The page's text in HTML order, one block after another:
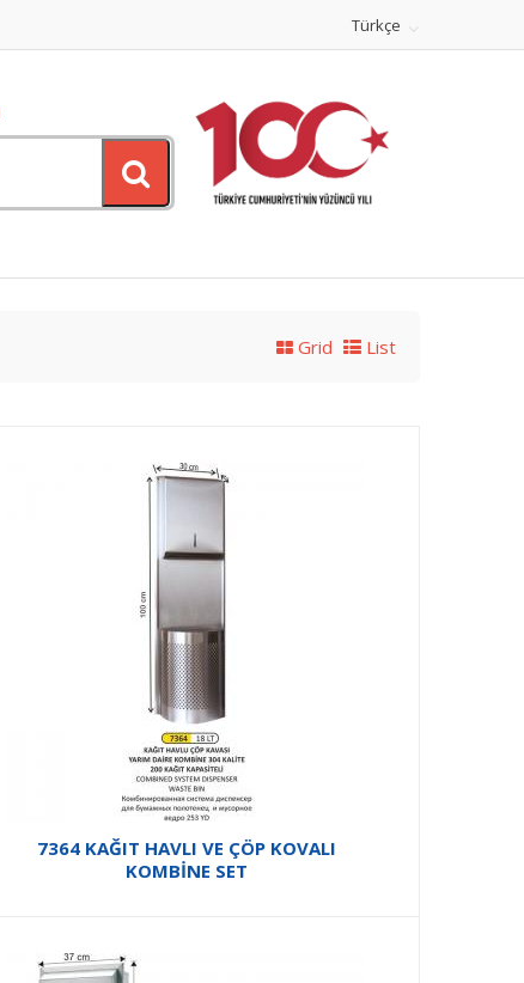
Türkçe
Grid List
7364 KAĞIT HAVLI VE ÇÖP KOVALI
KOMBİNE SET